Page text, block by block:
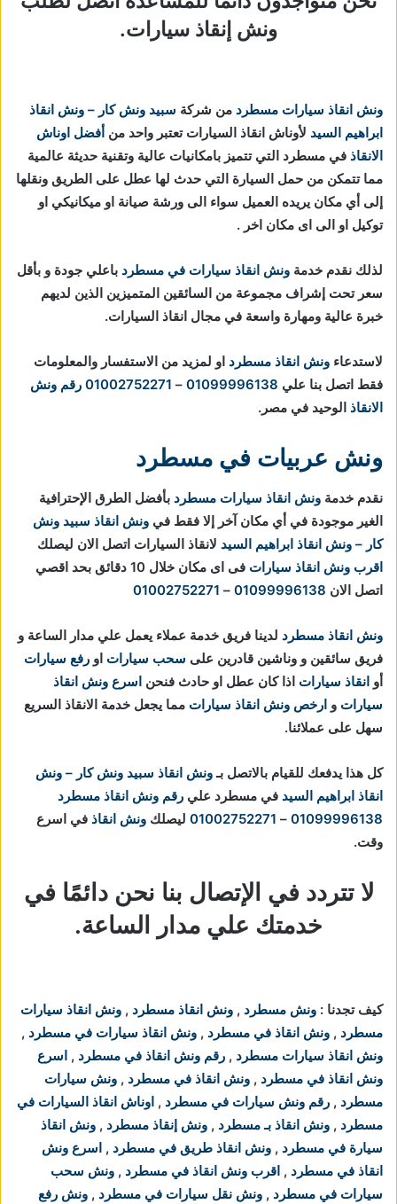
ونش إنقاذ سيارات.
ونش انقاذ سيارات مسطرد من شركة سبيد ونش كار – ونش انقاذ
ابراهيم السيد لأوناش انقاذ السيارات تعتبر واحد من أفضل اوناش
الانقاذ في مسطرد التي تتميز بامكانيات عالية وتقنية حديثة عالمية
مما تتمكن من حمل السيارة التي حدث لها عطل على الطريق ونقلها
إلى أي مكان يريده العميل سواء الى ورشة صيانة او ميكانيكي او
توكيل او الى اى مكان اخر .
لذلك نقدم خدمة ونش انقاذ سيارات في مسطرد باعلي جودة و بأقل
سعر تحت إشراف مجموعة من السائقين المتميزين الذين لديهم
خبرة عالية ومهارة واسعة في مجال انقاذ السيارات.
لاستدعاء ونش انقاذ مسطرد او لمزيد من الاستفسار والمعلومات
فقط اتصل بنا علي 01099996138
–
01002752271 رقم ونش
الانقاذ الوحيد في مصر.
ونش عربيات في مسطرد
نقدم خدمة ونش انقاذ سيارات مسطرد بأفضل الطرق الإحترافية
الغير موجودة في أي مكان آخر إلا فقط في ونش انقاذ سبيد ونش
كار – ونش انقاذ ابراهيم السيد لانقاذ السيارات اتصل الان ليصلك
اقرب ونش انقاذ سيارات
فى اى مكان خلال 10 دقائق بحد اقصي
اتصل الان 01099996138
–
01002752271
ونش انقاذ مسطرد لدينا فريق خدمة عملاء يعمل علي مدار الساعة و
فريق سائقين و وناشين قادرين على سحب سيارات او رفع سيارات
أو انقاذ سيارات اذا كان عطل او حادث فنحن اسرع ونش انقاذ
سيارات و ارخص ونش انقاذ سيارات مما يجعل خدمة الانقاذ السريع
سهل على عملائنا.
كل هذا يدفعك للقيام بالاتصل بـونش انقاذ سبيد ونش كار – ونش
انقاذ ابراهيم السيد في مسطرد علي رقم ونش انقاذ مسطرد
01099996138
–
01002752271 ليصلك ونش انقاذ في اسرع
وقت.
لا تتردد في الإتصال بنا نحن دائمًا في
خدمتك علي مدار الساعة.
كيف تجدنا : ونش مسطرد , ونش انقاذ مسطرد , ونش انقاذ سيارات
مسطرد , ونش انقاذ في مسطرد , ونش انقاذ سيارات في مسطرد ,
ونش انقاذ سيارات مسطرد , رقم ونش انقاذ في مسطرد , اسرع
ونش انقاذ في مسطرد , ونش انقاذ في مسطرد , ونش سيارات
مسطرد , رقم ونش سيارات في مسطرد , اوناش انقاذ السيارات في
مسطرد , ونش انقاذ بـ مسطرد , ونش إنقاذ مسطرد , ونش انقاذ
سيارة في مسطرد , ونش انقاذ طريق في مسطرد , اسرع ونش
انقاذ في مسطرد , اقرب ونش انقاذ في مسطرد , ونش سحب
سيارات في مسطرد , ونش نقل سيارات في مسطرد , ونش رفع